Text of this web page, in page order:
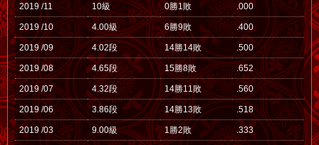
2019 /11 10級 0勝1敗 .000
2019 /10 4.00級 6勝9敗 .400
2019 /09 4.02段 14勝14敗 .500
2019 /08 4.65段 15勝8敗 .652
2019 /07 4.32段 14勝11敗 .560
2019 /06 3.86段 14勝13敗 .518
2019 /03 9.00級 1勝2敗 .333